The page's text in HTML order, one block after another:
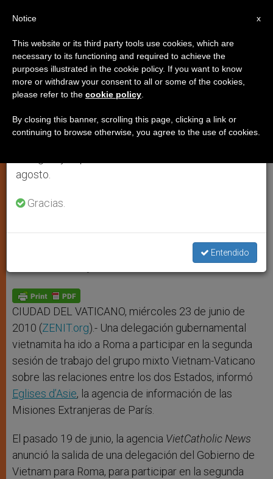
Vietnam-Santa Sede: ¿Hacia el
establecimiento de las
relaciones diplomáticas?
Esta semana se celebra la segunda
W
s
p
p
M
e
g
e
r
F
b
o
k
T
t
S
e
CIUDAD DEL VATICANO, miércoles 23 de junio de
2010 (ZENIT.org).- Una delegación gubernamental
vietnamita ha ido a Roma a participar en la segunda
sesión de trabajo del grupo mixto Vietnam-Vaticano
sobre las relaciones entre los dos Estados, informó
Eglises d’Asie, la agencia de información de las
Misiones Extranjeras de París.
El pasado 19 de junio, la agencia VietCatholic News
anunció la salida de una delegación del Gobierno de
Vietnam para Roma, para participar en la segunda
×
Aviso importante
Del 27 de julio al 7 de agosto haremos la pausa
anual, aprovechando que en el periodo de verano
se generan menos informaciones y también el
agosto.
Gracias.
Entendido
x
Notice
This website or its third party tools use cookies, which are
necessary to its functioning and required to achieve the
purposes illustrated in the cookie policy. If you want to know
more or withdraw your consent to all or some of the cookies,
please refer to the cookie policy
By closing this banner, scrolling this page, clicking a link or
continuing to browse otherwise, you agree to the use of cookies.